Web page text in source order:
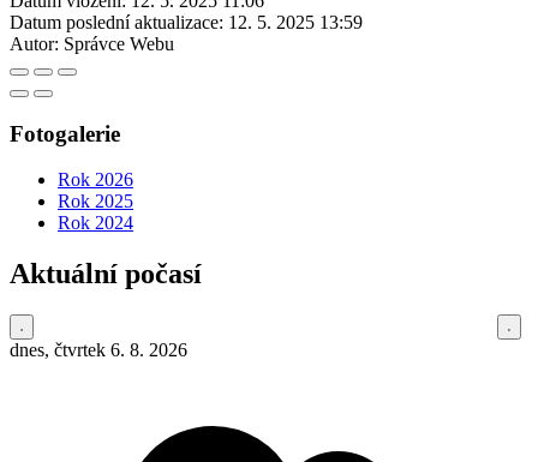
Datum poslední aktualizace: 12. 5. 2025 13:59
Autor: Správce Webu
Fotogalerie
Rok 2026
Rok 2025
Rok 2024
Aktuální počasí
dnes, čtvrtek 6. 8. 2026